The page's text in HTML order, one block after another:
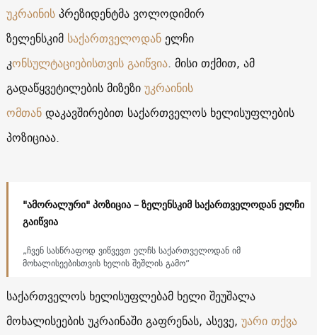
უკრაინისპრეზიდენტმა ვოლოდიმირ
ზელენსკიმ საქართველოდანელჩი
კონსულტაციებისთვის გაიწვია. მისი თქმით, ამ
გადაწყვეტილების მიზეზიუკრაინის
ომთანდაკავშირებით საქართველოს ხელისუფლების
პოზიციაა.
"ამორალური" პოზიცია – ზელენსკიმ საქართველოდან ელჩი
გაიწვია
„ჩვენ სასწრაფოდ ვიწვევთ ელჩს საქართველოდან იმ
მოხალისეებისთვის ხელის შეშლის გამო”
საქართველოს ხელისუფლებამ ხელი შეუშალა
მოხალისეების უკრაინაში გაფრენას, ასევე, უარი თქვა